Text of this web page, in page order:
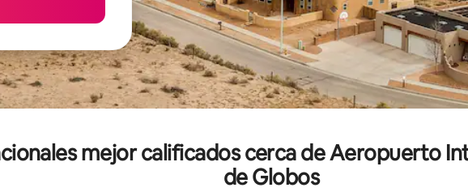
mejor calificados cerca de Aeropuerto
de Globos